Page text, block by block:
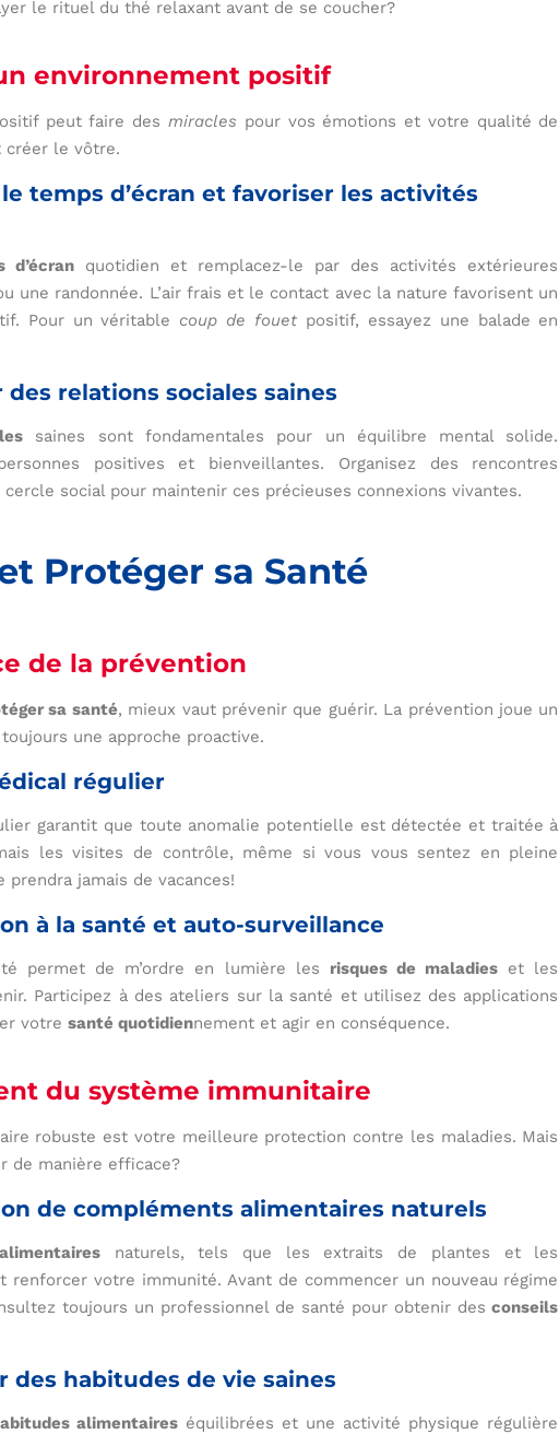
le rituel du thé relaxant avant de se coucher?
environnement positif
peut faire des miracles pour vos émotions et votre qualité de
créer le vôtre.
temps d’écran et favoriser les activités
d’écran quotidien et remplacez-le par des activités extérieures
une randonnée. L’air frais et le contact avec la nature favorisent un
Pour un véritable coup de fouet positif, essayez une balade en
des relations sociales saines
saines sont fondamentales pour un équilibre mental solide.
positives et bienveillantes. Organisez des rencontres
social pour maintenir ces précieuses connexions vivantes.
Protéger sa Santé
de la prévention
sa santé, mieux vaut prévenir que guérir. La prévention joue un
une approche proactive.
régulier
garantit que toute anomalie potentielle est détectée et traitée à
les visites de contrôle, même si vous vous sentez en pleine
prendra jamais de vacances!
à la santé et auto-surveillance
permet de m’ordre en lumière les risques de maladies et les
Participez à des ateliers sur la santé et utilisez des applications
votresanté quotidiennement et agir en conséquence.
du système immunitaire
robuste est votre meilleure protection contre les maladies. Mais
de manière efficace?
de compléments alimentaires naturels
naturels, tels que les extraits de plantes et les
renforcer votre immunité. Avant de commencer un nouveau régime
toujours un professionnel de santé pour obtenir desconseils
des habitudes de vie saines
alimentaires équilibrées et une activité physique régulière